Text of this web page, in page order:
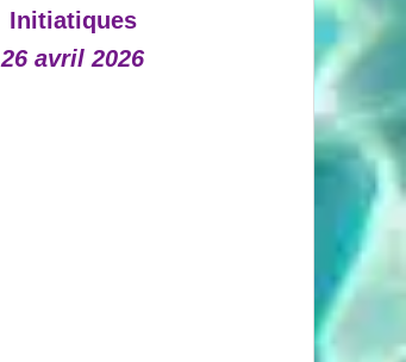
Initiatiques
26 avril 2026